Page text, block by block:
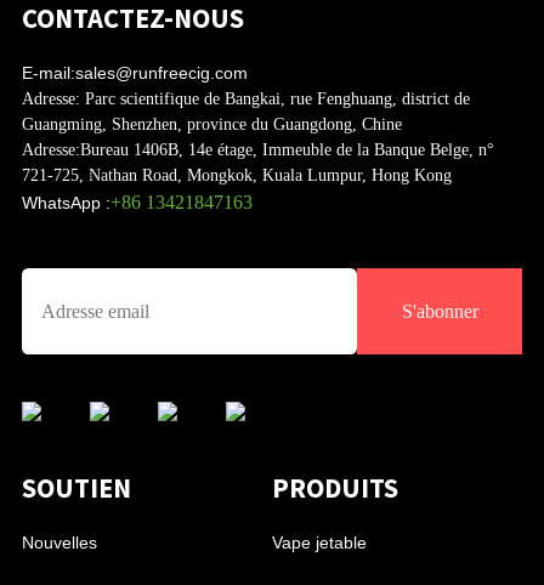
CONTACTEZ-NOUS
E-mail:sales@runfreecig.com
Adresse: Parc scientifique de Bangkai, rue Fenghuang, district de
Guangming, Shenzhen, province du Guangdong, Chine
Adresse:Bureau 1406B, 14e étage, Immeuble de la Banque Belge, n°
721-725, Nathan Road, Mongkok, Kuala Lumpur, Hong Kong
WhatsApp :+86 13421847163
S'abonner
SOUTIEN
Nouvelles
PRODUITS
Vape jetable